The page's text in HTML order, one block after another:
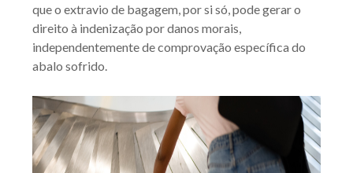
que o extravio de bagagem, por si só, pode gerar o
direito à indenização por danos morais,
independentemente de comprovação específica do
abalo sofrido.